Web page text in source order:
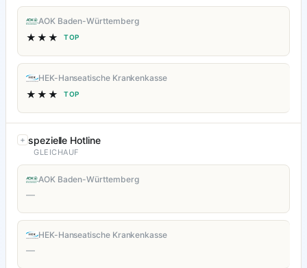
AOK Baden-Württemberg
★★★ TOP
HEK-Hanseatische Krankenkasse
★★★ TOP
spezielle Hotline
GLEICHAUF
AOK Baden-Württemberg
—
HEK-Hanseatische Krankenkasse
—